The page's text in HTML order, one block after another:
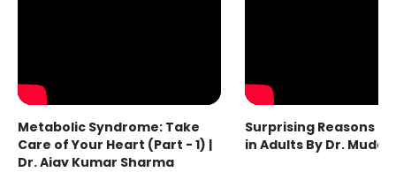
Metabolic Syndrome: Take
Care of Your Heart (Part - 1) |
Dr. Ajay Kumar Sharma
Surprising Reasons
in Adults By Dr.